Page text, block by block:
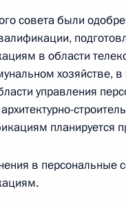
по
совета были
в области
хозяйстве, в
управления
планируется
в персональные